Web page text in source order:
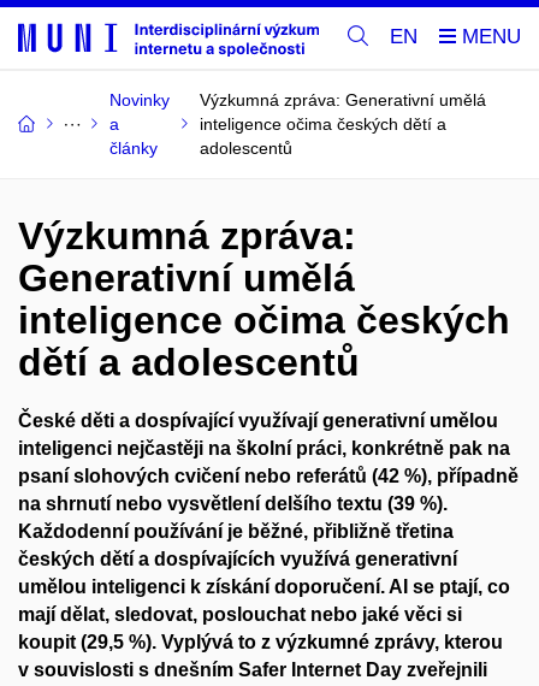
EN
Novinky
a
články
Výzkumná zpráva: Generativní umělá
inteligence očima českých dětí a
adolescentů
Výzkumná zpráva:
Generativní umělá
inteligence očima českých
dětí a adolescentů
České děti a dospívající využívají generativní umělou
inteligenci nejčastěji na školní práci, konkrétně pak na
psaní slohových cvičení nebo referátů (42 %), případně
na shrnutí nebo vysvětlení delšího textu (39 %).
Každodenní používání je běžné, přibližně třetina
českých dětí a dospívajících využívá generativní
umělou inteligenci k získání doporučení. AI se ptají, co
mají dělat, sledovat, poslouchat nebo jaké věci si
koupit (29,5 %). Vyplývá to z výzkumné zprávy, kterou
v souvislosti s dnešním Safer Internet Day zveřejnili